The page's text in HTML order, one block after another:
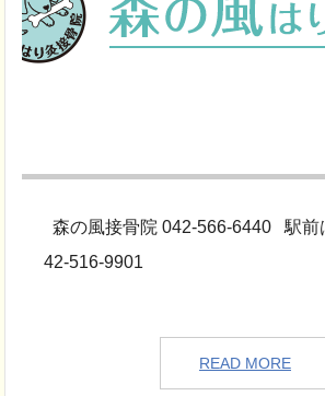
森の風接骨院 042-566-6440 駅前
42-516-9901
READ MORE